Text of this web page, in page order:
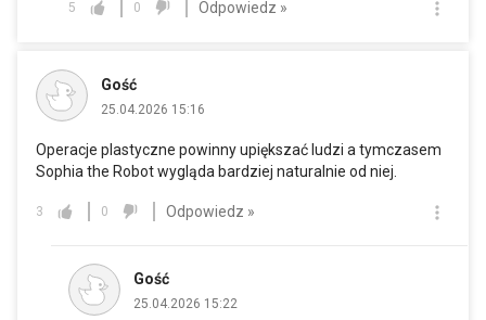
5 0 Odpowiedz »
Gość
25.04.2026 15:16
Operacje plastyczne powinny upiększać ludzi a tymczasem
Sophia the Robot wygląda bardziej naturalnie od niej.
3 0 Odpowiedz »
Gość
25.04.2026 15:22